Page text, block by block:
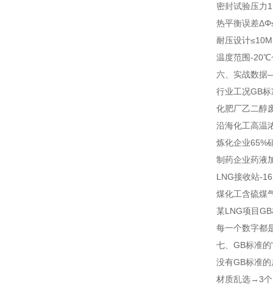
密封试验压力
热平衡误差ΔΦ
耐压设计
温度范围-
六、实战数据
行业工况GB
化肥厂乙二醇
沿海化工高温
炼化企业65%
制药企业药液
LNG接收站-
煤化工含硫煤
某LNG项目
每一个数字都
七、GB标准
没有GB标准的
材质乱选→3